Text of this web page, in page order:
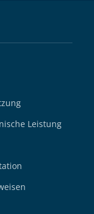
Leistung